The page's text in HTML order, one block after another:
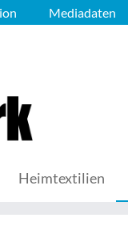
Mediadaten
Heimtextilien